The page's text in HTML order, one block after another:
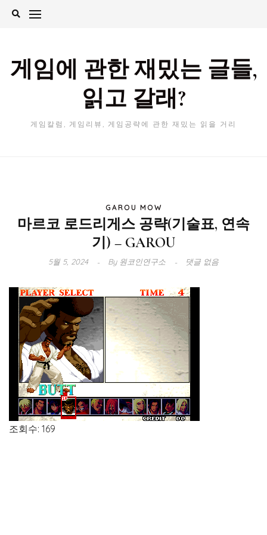
Skip
게임에 관한 재밌는 글들,
읽고 갈래?
게임칼럼, 게임리뷰, 게임공략에 관한 재밌는 읽을 거리
GAROU MOW
마르코 로드리게스 공략(기술표, 연속
기) – GAROU
5월 5, 2024 By원코인연구소 댓글 없음
조회수: 169